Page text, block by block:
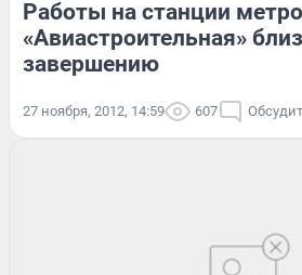
Работы на станции метро
«Авиастроительная»
завершению
27 ноября, 2012, 14:59 607